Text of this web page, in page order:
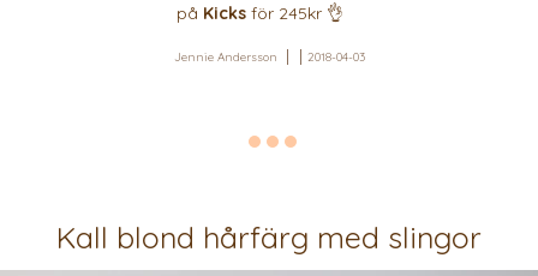
på Kicks för 245kr 👌
Jennie Andersson 2018-04-03
Kall blond hårfärg med slingor